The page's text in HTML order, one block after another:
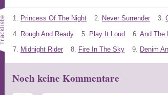
1. Princess Of The Night 2. Never Surrender 3.
4. Rough And Ready 5. Play It Loud 6. And The
7. Midnight Rider 8. Fire In The Sky 9. Denim
Noch keine Kommentare